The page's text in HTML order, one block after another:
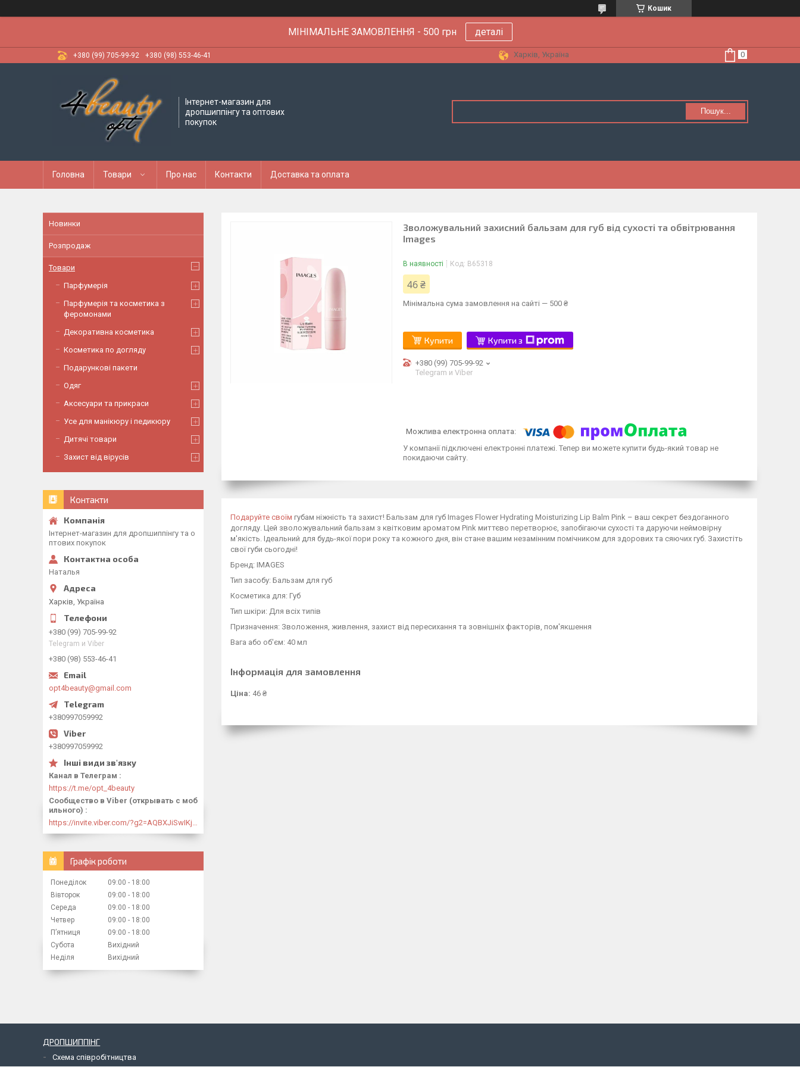
Кошик
МІНІМАЛЬНЕ ЗАМОВЛЕННЯ - 500 грн деталі
+380 (99) 705-99-92 +380 (98) 553-46-41 Харків, Україна
Інтернет-магазин для
дропшиппінгу та оптових
покупок
Пошук...
Головна Товари Про нас Контакти Доставка та оплата
Зволожувальний захисний бальзам для губ від сухості та обвітрювання
Images
В наявності Код: B65318
46 ₴
Мінімальна сума замовлення на сайті — 500 ₴
Купити Купити з
+380 (99) 705-99-92
Telegram и Viber
У компанії підключені електронні платежі. Тепер ви можете купити будь-який товар не
покидаючи сайту.
Подаруйте своїм губам ніжність та захист! Бальзам для губ Images Flower Hydrating Moisturizing Lip Balm Pink – ваш секрет бездоганного
догляду. Цей зволожувальний бальзам з квітковим ароматом Pink миттєво перетворює, запобігаючи сухості та даруючи неймовірну
м'якість. Ідеальний для будь-якої пори року та кожного дня, він стане вашим незамінним помічником для здорових та сяючих губ. Захистіть
свої губи сьогодні!
Бренд: IMAGES
Тип засобу: Бальзам для губ
Косметика для: Губ
Тип шкіри: Для всіх типів
Призначення: Зволоження, живлення, захист від пересихання та зовнішніх факторів, пом'якшення
Вага або об'єм: 40 мл
Інформація для замовлення
Ціна: 46 ₴
Новинки
Розпродаж
Товари
Парфумерія
Парфумерія та косметика з
феромонами
Декоративна косметика
Косметика по догляду
Подарункові пакети
Одяг
Аксесуари та прикраси
Усе для манікюру і педикюру
Дитячі товари
Захист від вірусів
Контакти
Інтернет-магазин для дропшиппінгу та о
птових покупок
Наталья
Харків, Україна
+380 (99) 705-99-92
Telegram и Viber
+380 (98) 553-46-41
opt4beauty@gmail.com
+380997059992
+380997059992
Канал в Телеграм
https://t.me/opt_4beauty
Сообщество в Viber (открывать с моб
ильного)
Графік роботи
Понеділок 09:00
18:00
Вівторок
09:00
18:00
Середа
09:00
18:00
Четвер
09:00
18:00
Пʼятниця
09:00
18:00
Субота
Вихідний
Неділя
Вихідний
ДРОПШИППІНГ
Схема співробітництва